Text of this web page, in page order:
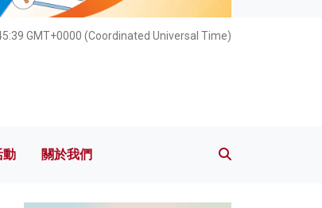
GMT+0000 (Coordinated Universal Time)
動 關於我們